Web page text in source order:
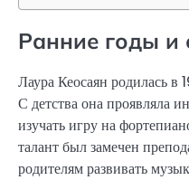
Ранние годы и
Лаура Кеосаян родилась
С детства она проявляла
изучать игру на
талант был замечен
родителям развивать